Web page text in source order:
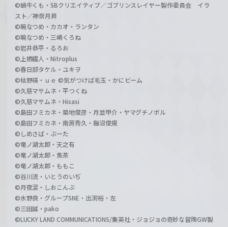
©蝸牛くも・SBクリエイティブ／ゴブリンスレイヤー製作委員会 イラ
スト／神奈月昇
©暁なつめ・カカオ・ランタン
©暁なつめ・三嶋くろね
©岩井恭平・るろお
©上栖綴人・Nitroplus
©春日部タケル・ユキヲ
©枯野瑛・ｕｅ ©気がつけば毛玉・かにビーム
©久慈マサムネ・平つくね
©久慈マサムネ・Hisasi
©島田フミカネ・築地俊彦・月並甲介・ヤマグチノボル
©島田フミカネ・南房秀久・飯沼俊規
©しめさば・ぶーた
©竜ノ湖太郎・天之有
©竜ノ湖太郎・焦茶
©竜ノ湖太郎・ももこ
©谷川流・いとうのいぢ
©月夜涙・しおこんぶ
©水野良・グループSNE・出渕裕・左
©三田誠・pako
©LUCKY LAND COMMUNICATIONS/集英社・ジョジョの奇妙な冒険GW製